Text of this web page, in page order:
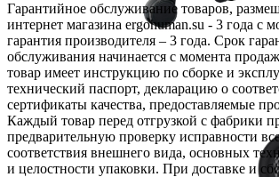
Гарантийное обслуживание товаров,
интернет магазина ergohuman.su - 3 года с
гарантия производителя – 3 года. Срок
обслуживания начинается с момента
товар имеет инструкцию по сборке и
технический паспорт, декларацию о
сертификаты качества, предоставляемые
Каждый товар перед отгрузкой с фабрики
предварительную проверку исправности
соответствия внешнего вида, основных
и целостности упаковки. При доставке и